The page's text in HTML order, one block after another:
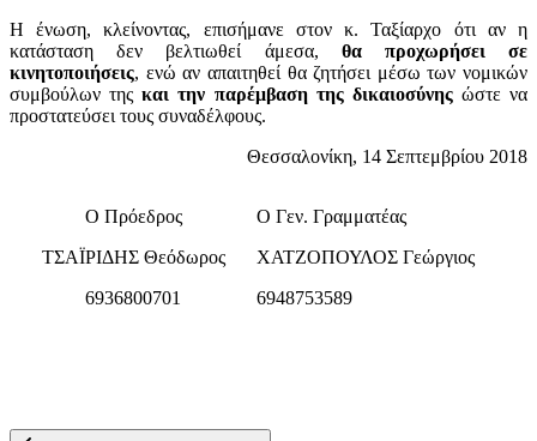
Η ένωση, κλείνοντας, επισήμανε στον κ. Ταξίαρχο ότι αν η
κατάσταση δεν βελτιωθεί άμεσα, θα προχωρήσει σε
κινητοποιήσεις, ενώ αν απαιτηθεί θα ζητήσει μέσω των νομικών
συμβούλων τηςκαι την παρέμβαση της δικαιοσύνηςώστε να
προστατεύσει τους συναδέλφους.
Θεσσαλονίκη, 14 Σεπτεμβρίου 2018
Ο Πρόεδρος
ΤΣΑΪΡΙΔΗΣ Θεόδωρος
6936800701
Ο Γεν. Γραμματέας
ΧΑΤΖΟΠΟΥΛΟΣ Γεώργιος
6948753589